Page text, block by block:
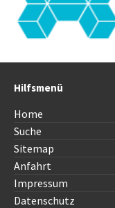
Hilfsmenü
Home
Suche
Sitemap
Anfahrt
Impressum
Datenschutz